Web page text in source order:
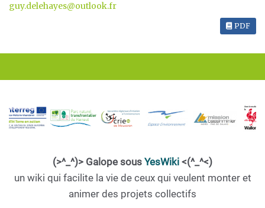
guy.delehayes@outlook.fr
PDF